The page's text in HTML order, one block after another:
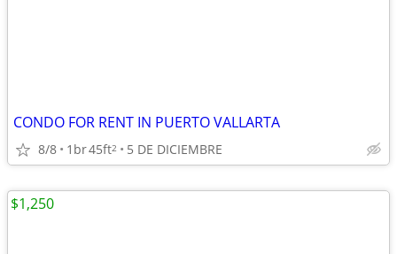
CONDO FOR RENT IN PUERTO VALLARTA
8/8 1br45ft2 5 DE DICIEMBRE
$1,250